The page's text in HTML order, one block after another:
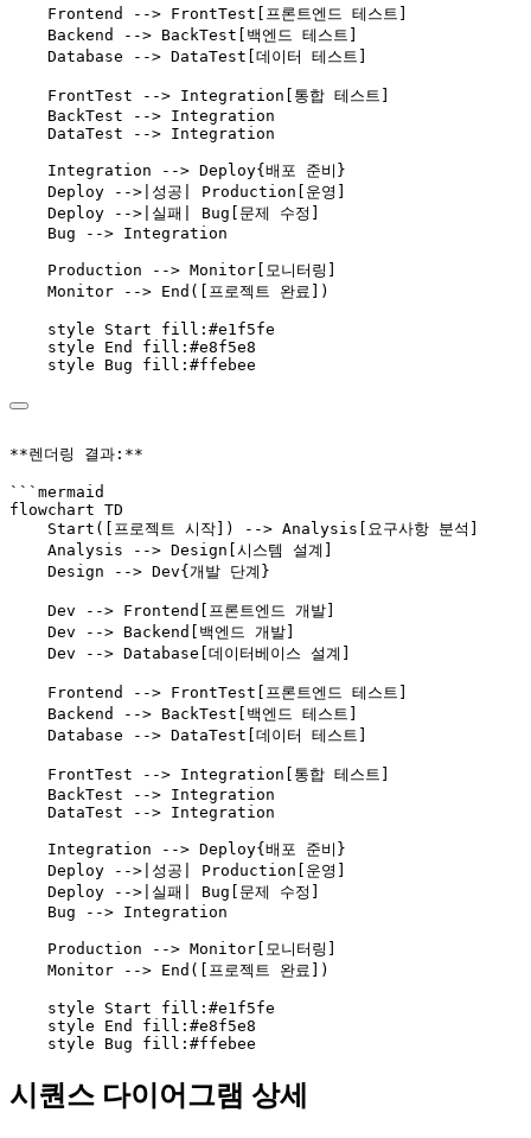
    Frontend --> FrontTest[프론트엔드 테스트]
    Backend --> BackTest[백엔드 테스트]
    Database --> DataTest[데이터 테스트]
    FrontTest --> Integration[통합 테스트]
    BackTest --> Integration
    DataTest --> Integration
    Integration --> Deploy{배포 준비}
    Deploy -->|성공| Production[운영]
    Deploy -->|실패| Bug[문제 수정]
    Bug --> Integration
    Production --> Monitor[모니터링]
    Monitor --> End([프로젝트 완료])
    style Start fill:#e1f5fe
    style End fill:#e8f5e8
    style Bug fill:#ffebee
**렌더링 결과:**
```mermaid
flowchart TD
    Start([프로젝트 시작]) --> Analysis[요구사항 분석]
    Analysis --> Design[시스템 설계]
    Design --> Dev{개발 단계}
    Dev --> Frontend[프론트엔드 개발]
    Dev --> Backend[백엔드 개발]
    Dev --> Database[데이터베이스 설계]
    Frontend --> FrontTest[프론트엔드 테스트]
    Backend --> BackTest[백엔드 테스트]
    Database --> DataTest[데이터 테스트]
    FrontTest --> Integration[통합 테스트]
    BackTest --> Integration
    DataTest --> Integration
    Integration --> Deploy{배포 준비}
    Deploy -->|성공| Production[운영]
    Deploy -->|실패| Bug[문제 수정]
    Bug --> Integration
    Production --> Monitor[모니터링]
    Monitor --> End([프로젝트 완료])
    style Start fill:#e1f5fe
    style End fill:#e8f5e8
    style Bug fill:#ffebee
시퀀스 다이어그램 상세